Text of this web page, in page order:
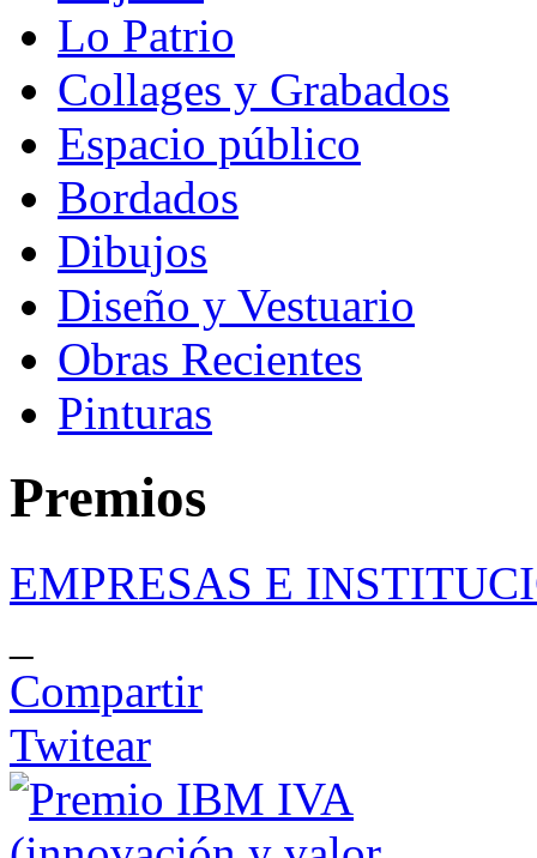
Lo Patrio
Collages y Grabados
Espacio público
Bordados
Dibujos
Diseño y Vestuario
Obras Recientes
Pinturas
Premios
EMPRESAS E
Compartir
Twitear